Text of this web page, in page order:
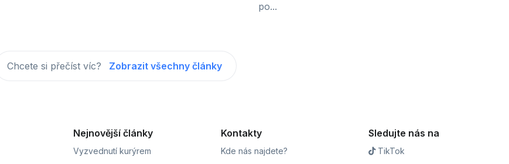
po...
Chcete si přečíst víc? Zobrazit všechny články
Nejnovější články
Vyzvednutí kurýrem
Kontakty
Kde nás najdete?
Sledujte nás na
TikTok